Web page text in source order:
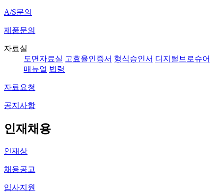
A/S문의
제품문의
자료실
도면자료실 고효율인증서 형식승인서 디지털브로슈어
매뉴얼 법령
자료요청
공지사항
인재채용
인재상
채용공고
입사지원